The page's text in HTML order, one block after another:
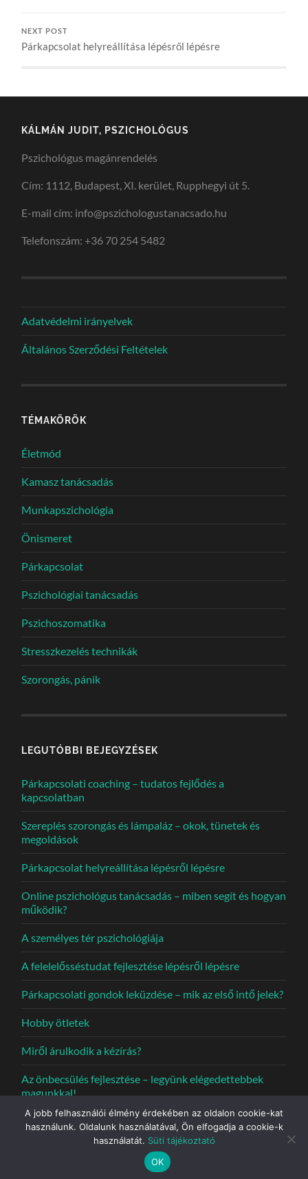
NEXT POST
Párkapcsolat helyreállítása lépésről lépésre
KÁLMÁN JUDIT, PSZICHOLÓGUS
Pszichológus magánrendelés
Cím: 1112, Budapest, XI. kerület, Rupphegyi út 5.
E-mail cím: info@pszichologustanacsado.hu
Telefonszám: +36 70 254 5482
Adatvédelmi irányelvek
Általános Szerződési Feltételek
TÉMAKÖRÖK
Életmód
Kamasz tanácsadás
Munkapszichológia
Önismeret
Párkapcsolat
Pszichológiai tanácsadás
Pszichoszomatika
Stresszkezelés technikák
Szorongás, pánik
LEGUTÓBBI BEJEGYZÉSEK
Párkapcsolati coaching – tudatos fejlődés a
kapcsolatban
Szereplés szorongás és lámpaláz – okok, tünetek és
megoldások
Párkapcsolat helyreállítása lépésről lépésre
Online pszichológus tanácsadás – miben segít és hogyan
működik?
A személyes tér pszichológiája
A felelelősséstudat fejlesztése lépésről lépésre
Párkapcsolati gondok leküzdése – mik az első intő jelek?
Hobby ötletek
Miről árulkodik a kézírás?
Az önbecsülés fejlesztése – legyünk elégedettebbek
magunkkal!
KÁLMÁN JUDIT PSZICHOLÓGUS
A jobb felhasználói élmény érdekében az oldalon cookie-kat
használunk. Oldalunk használatával, Ön elfogadja a cookie-k
használatát. Süti tájékoztató
OK